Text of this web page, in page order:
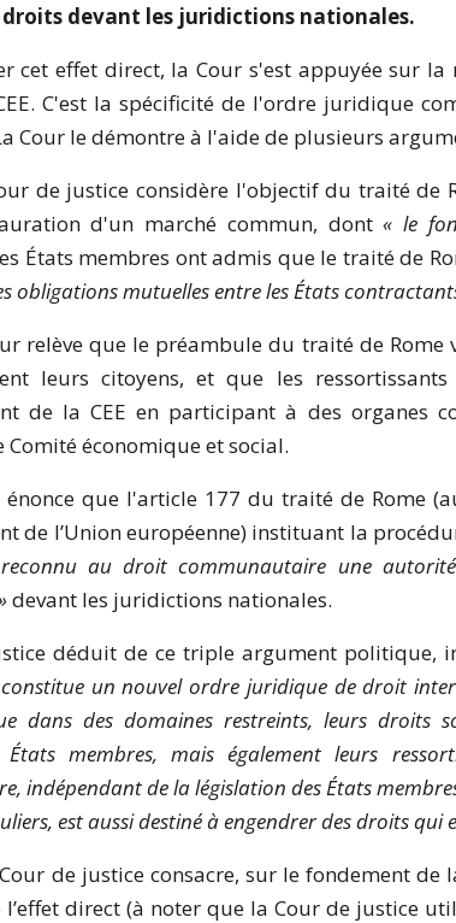
droits devant les juridictions nationales.
cet effet direct, la Cour s'est appuyée sur
C'est la spécificité de l'ordre juridique
Cour le démontre à l'aide de plusieurs
de justice considère l'objectif du traité de
d'un marché commun, dont« le
États membres ont admis que le traité de
obligations mutuelles entre les États
relève que le préambule du traité de Rome
leurs citoyens, et que les
de la CEE en participant à des organes
Comité économique et social.
énonce que l'article 177 du traité de Rome
de l’Union européenne) instituant la
au droit communautaire une
devant les juridictions nationales.
déduit de ce triple argument politique,
un nouvel ordre juridique de droit
dans des domaines restreints, leurs droits
États membres, mais également leurs
indépendant de la législation des États
est aussi destiné à engendrer des droits
de justice consacre, sur le fondement
direct (à noter que la Cour de justice